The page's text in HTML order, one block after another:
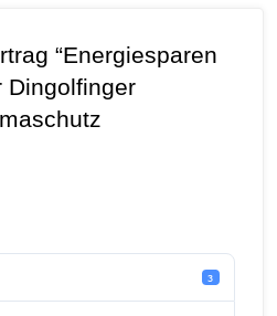
“Energiesparen
Dingolfinger
3